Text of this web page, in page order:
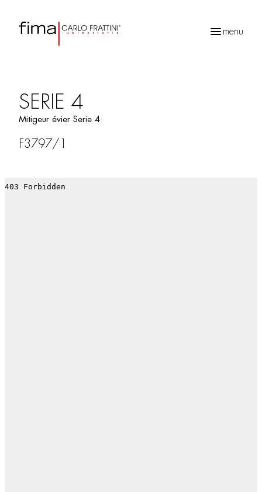
menu
SERIE 4
Mitigeur évier Serie 4
F3797/1